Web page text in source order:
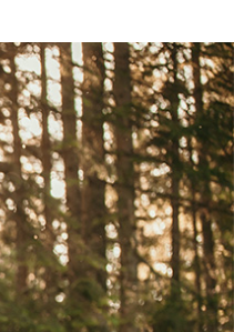
UNESCO-listade borgen
prova på banans 4-håls
vind finns det också
(2,5 km), där du
svalkande dopp i
Tabarz (14 km) där du
för att unna sig en
(11 km), som är en av
som är en av de
Tobiashammer-
Ohratalsperre (16 km),